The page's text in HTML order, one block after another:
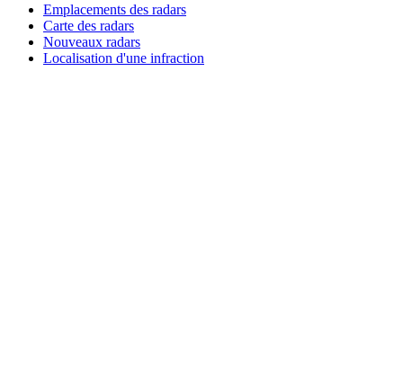
Emplacements des radars
Carte des radars
Nouveaux radars
Localisation d'une infraction